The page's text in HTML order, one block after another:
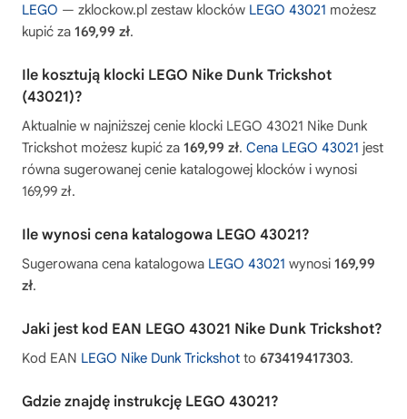
LEGO — zklockow.pl zestaw klocków LEGO 43021 możesz
kupić za 169,99 zł.
Ile kosztują klocki LEGO Nike Dunk Trickshot
(43021)?
Aktualnie w najniższej cenie klocki LEGO 43021 Nike Dunk
Trickshot możesz kupić za 169,99 zł. Cena LEGO 43021 jest
równa sugerowanej cenie katalogowej klocków i wynosi
169,99 zł.
Ile wynosi cena katalogowa LEGO 43021?
Sugerowana cena katalogowa LEGO 43021 wynosi 169,99
zł.
Jaki jest kod EAN LEGO 43021 Nike Dunk Trickshot?
Kod EAN LEGO Nike Dunk Trickshot to 673419417303.
Gdzie znajdę instrukcję LEGO 43021?